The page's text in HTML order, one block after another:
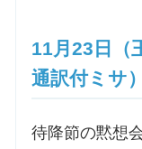
11月23日（
通訳付ミサ）
待降節の黙想